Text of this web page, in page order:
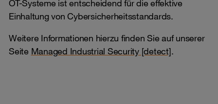
OT-Systeme ist entscheidend für die effektive
Einhaltung von Cybersicherheitsstandards.
Weitere Informationen hierzu finden Sie auf unserer
Seite Managed Industrial Security [detect].